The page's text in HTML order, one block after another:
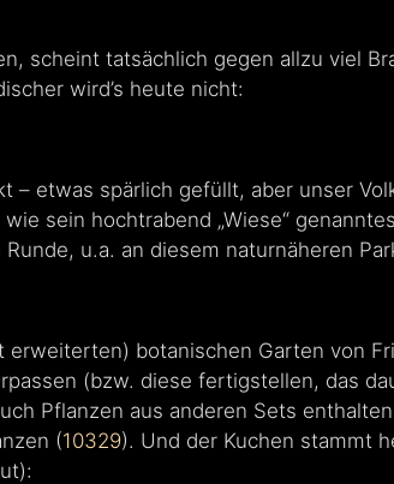
scheint tatsächlich gegen allzu viel
wird’s heute nicht:
– etwas spärlich gefüllt, aber unser
sein hochtrabend „Wiese“
u.a. an diesem naturnäheren
erweiterten) botanischen Garten von
(bzw. diese fertigstellen, das
Pflanzen aus anderen Sets
(10329). Und der Kuchen stammt